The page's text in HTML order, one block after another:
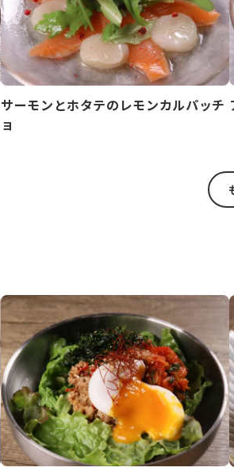
サーモンとホタテのレモンカルパッチ
ョ